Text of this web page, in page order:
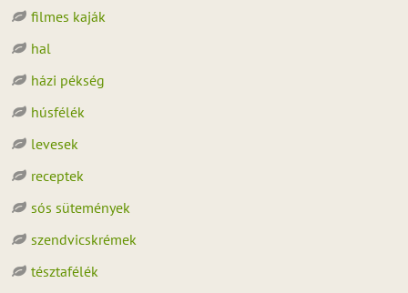
filmes kaják
hal
házi pékség
húsfélék
levesek
receptek
sós sütemények
szendvicskrémek
tésztafélék